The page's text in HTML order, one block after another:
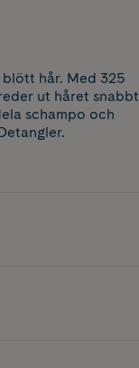
hår. Med 325
ut håret snabbt
schampo och